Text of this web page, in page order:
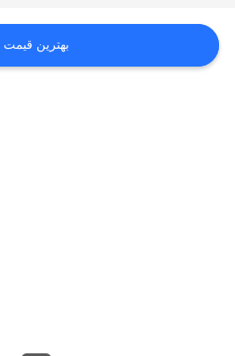
بهترین قیمت